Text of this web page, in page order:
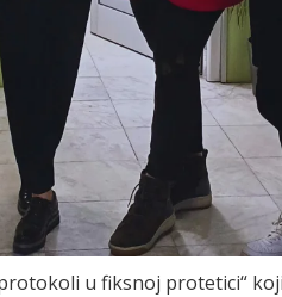
u fiksnoj protetici“